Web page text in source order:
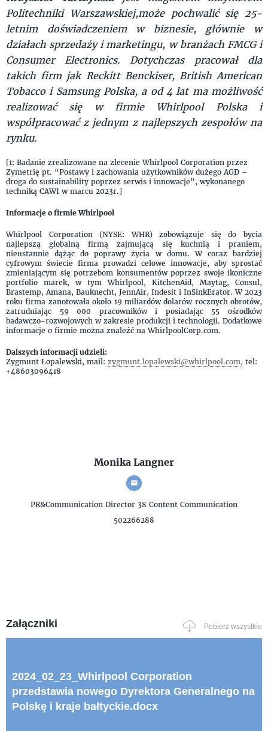
Politechniki Warszawskiej,może pochwalić się 25-
letnim doświadczeniem w biznesie, głównie w
działach sprzedaży i marketingu, w branżach FMCG i
Consumer Electronics. Dotychczas pracował dla
takich firm jak Reckitt Benckiser, British American
Tobacco i Samsung Polska, a od 4 lat ma możliwość
realizować się w firmie Whirlpool Polska i
współpracować z jednym z najlepszych zespołów na
rynku.
[1: Badanie zrealizowane na zlecenie Whirlpool Corporation przez
Zymetrię pt. “Postawy i zachowania użytkowników dużego AGD –
droga do sustainability poprzez serwis i innowacje”, wykonanego
techniką CAWI w marcu 2023r.]
Informacje o firmie Whirlpool
Whirlpool Corporation (NYSE: WHR) zobowiązuje się do bycia
najlepszą globalną firmą zajmującą się kuchnią i praniem,
nieustannie dążąc do poprawy życia w domu. W coraz bardziej
cyfrowym świecie firma prowadzi celowe innowacje, aby sprostać
zmieniającym się potrzebom konsumentów poprzez swoje ikoniczne
portfolio marek, w tym Whirlpool, KitchenAid, Maytag, Consul,
Brastemp, Amana, Bauknecht, JennAir, Indesit i InSinkErator. W 2023
roku firma zanotowała około 19 miliardów dolarów rocznych obrotów,
zatrudniając 59 000 pracowników i posiadając 55 ośrodków
badawczo-rozwojowych w zakresie produkcji i technologii. Dodatkowe
informacje o firmie można znaleźć na WhirlpoolCorp.com.
Dalszych informacji udzieli:
Zygmunt Łopalewski, mail: zygmunt.lopalewski@whirlpool.com, tel:
+48603096418
Monika Langner
PR&Communication Director 38 Content Communication
502266288
Załączniki Pobierz wszystkie
2024_02_23_Whirlpool Corporation
przedstawia nowego Dyrektora Generalnego na
Polskę i kraje bałtyckie.docx